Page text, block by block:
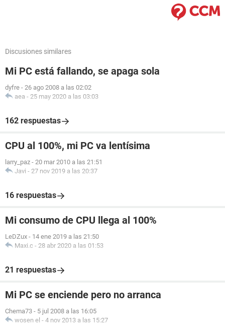
Discusiones similares
Mi PC está fallando, se apaga sola
dyfre - 26 ago 2008 a las 02:02
aea - 25 may 2020 a las 03:03
162 respuestas
CPU al 100%, mi PC va lentísima
larry_paz - 20 mar 2010 a las 21:51
Javi - 27 nov 2019 a las 20:37
16 respuestas
Mi consumo de CPU llega al 100%
LeDZux - 14 ene 2019 a las 21:50
Maxi.c - 28 abr 2020 a las 01:53
21 respuestas
Mi PC se enciende pero no arranca
Chema73 - 5 jul 2008 a las 16:05
wosen el - 4 nov 2013 a las 15:27